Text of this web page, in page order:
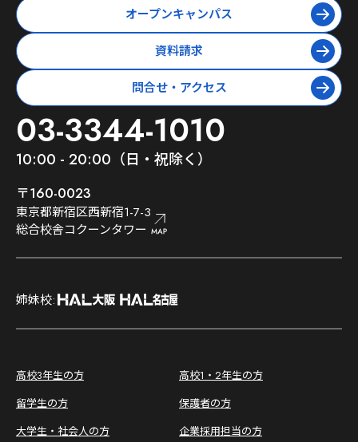
オープンキャンパス
資料請求
問合せ・アクセス
03-3344-1010
10:00 - 20:00（日・祝除く）
〒160-0023
東京都新宿区西新宿1-7-3
総合校舎コクーンタワー
;
姉妹校:
;
高校3年生の方
高校1・2年生の方
留学生の方
保護者の方
大学生・社会人の方
企業採用担当の方